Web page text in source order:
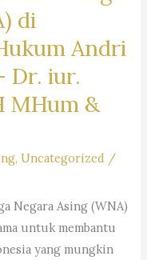
di
Andri
Dr. iur.
MHum &
,Uncategorized /
Negara Asing (WNA)
untuk membantu
yang mungkin